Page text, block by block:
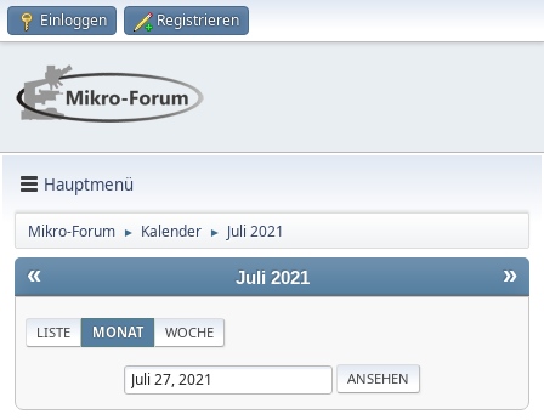
Einloggen Registrieren
Hauptmenü
Mikro-Forum ► Kalender ► Juli 2021
« »
Juli 2021
LISTE MONAT WOCHE